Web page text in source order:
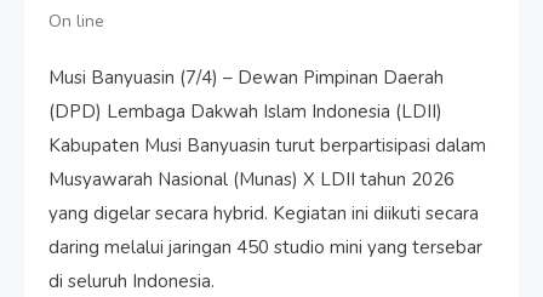
On line
Musi Banyuasin (7/4) – Dewan Pimpinan Daerah
(DPD) Lembaga Dakwah Islam Indonesia (LDII)
Kabupaten Musi Banyuasin turut berpartisipasi dalam
Musyawarah Nasional (Munas) X LDII tahun 2026
yang digelar secara hybrid. Kegiatan ini diikuti secara
daring melalui jaringan 450 studio mini yang tersebar
di seluruh Indonesia.